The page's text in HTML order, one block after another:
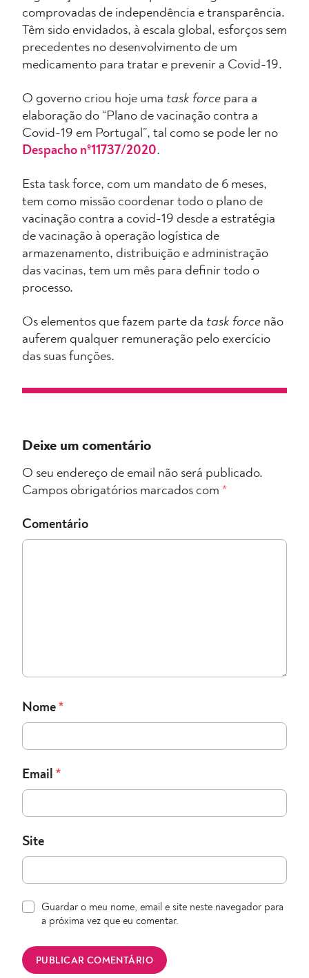
comprovadas de independência e transparência.
Têm sido envidados, à escala global, esforços sem
precedentes no desenvolvimento de um
medicamento para tratar e prevenir a Covid-19.
O governo criou hoje uma task force para a
elaboração do “Plano de vacinação contra a
Covid-19 em Portugal”, tal como se pode ler no
Despacho nº11737/2020.
Esta task force, com um mandato de 6 meses,
tem como missão coordenar todo o plano de
vacinação contra a covid-19 desde a estratégia
de vacinação à operação logística de
armazenamento, distribuição e administração
das vacinas, tem um mês para definir todo o
processo.
Os elementos que fazem parte da task force não
auferem qualquer remuneração pelo exercício
das suas funções.
Deixe um comentário
O seu endereço de email não será publicado.
Campos obrigatórios marcados com *
Comentário
Nome *
Email *
Site
Guardar o meu nome, email e site neste navegador para
a próxima vez que eu comentar.